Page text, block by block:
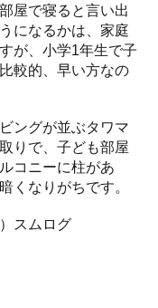
屋で寝ると言い出
になるかは、家庭
が、小学1年生で子
較的、早い方なの
ングが並ぶタワマ
りで、子ども部屋
コニーに柱があ
くなりがちです。